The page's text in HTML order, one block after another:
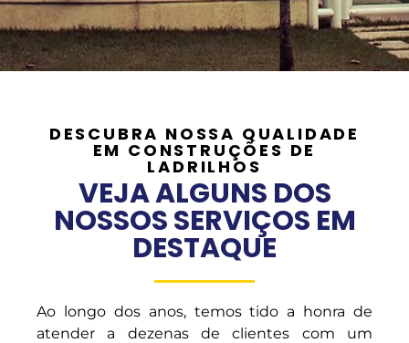
DESCUBRA NOSSA QUALIDADE
EM CONSTRUÇÕES DE
LADRILHOS
VEJA ALGUNS DOS
NOSSOS SERVIÇOS EM
DESTAQUE
Ao longo dos anos, temos tido a honra de
atender a dezenas de clientes com um